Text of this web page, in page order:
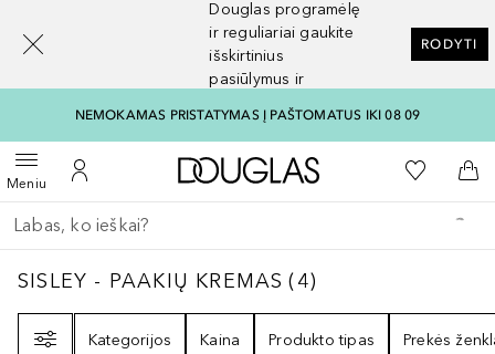
Douglas programėlę
ir reguliariai gaukite
išskirtinius
pasiūlymus ir
RODYTI
NEMOKAMAS PRISTATYMAS Į PAŠTOMATUS IKI 08 09
MeniuAtidaryti meniuĮ mano paskyrą
Į Douglas pagrindinį
Į mano
Į
Grįžk atgal
Vykdykite paiešką
SISLEY - PAAKIŲ KREMAS4
SISLEY - PAAKIŲ KREMAS (4)
Kategorijos
Kaina Produkto tipas Prekės
[navigation.slideout.screenreader]